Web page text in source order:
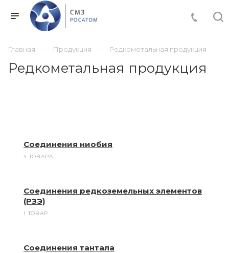
Главная Продукция Редкометальная продукция
Редкометальная продукция
Соединения ниобия
4 ТОВАРА
Соединения редкоземельных элементов
(РЗЭ)
1 ТОВАР
Соединения тантала